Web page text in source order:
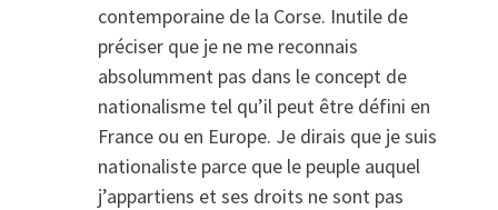
contemporaine de la Corse. Inutile de
préciser que je ne me reconnais
absolumment pas dans le concept de
nationalisme tel qu’il peut être défini en
France ou en Europe. Je dirais que je suis
nationaliste parce que le peuple auquel
j’appartiens et ses droits ne sont pas